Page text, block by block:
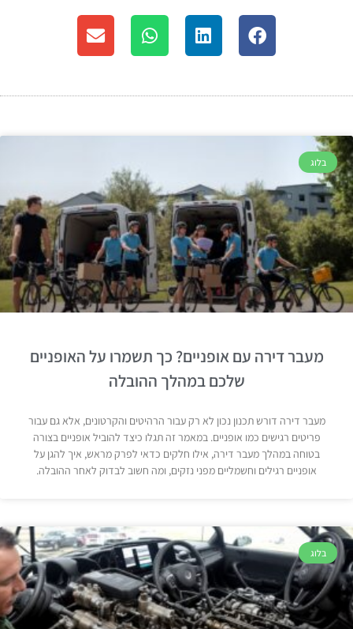
בלוג
מעבר דירה עם אופניים? כך תשמרו על האופניים
שלכם במהלך ההובלה
מעבר דירה דורש תכנון נכון לא רק עבור הרהיטים והקרטונים, אלא גם עבור
פריטים רגישים כמו אופניים. במאמר זה תגלו כיצד להוביל אופניים בצורה
בטוחה במהלך מעבר דירה, אילו חלקים כדאי לפרק מראש, איך להגן על
אופניים רגילים וחשמליים מפני נזקים, ומה חשוב לבדוק לאחר ההובלה.
בלוג